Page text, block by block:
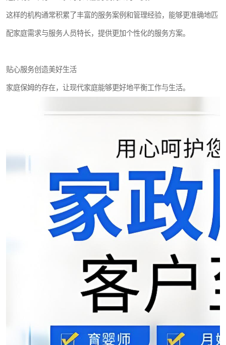
这样的机构通常积累了丰富的服务案例和管理经验，能够更准确地匹
配家庭需求与服务人员特长，提供更加个性化的服务方案。
贴心服务创造美好生活
家庭保姆的存在，让现代家庭能够更好地平衡工作与生活。